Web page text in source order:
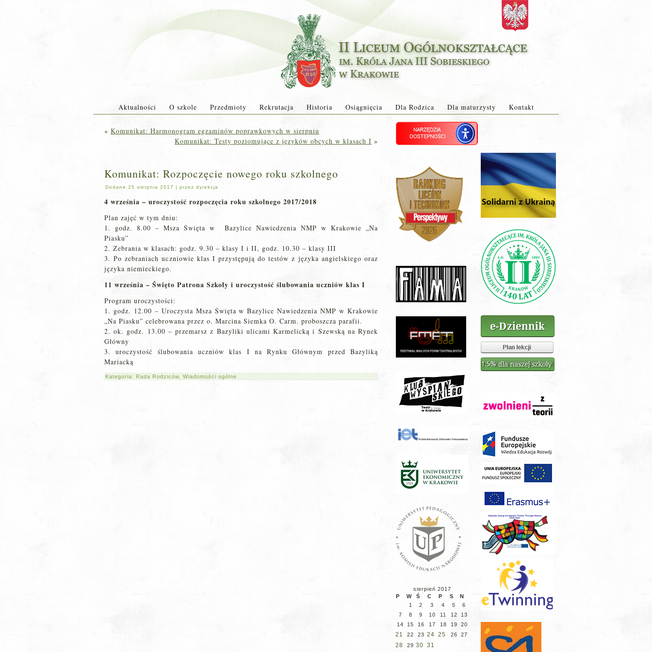
Aktualności O szkole Przedmioty Rekrutacja Historia Osiągnięcia Dla Rodzica Dla maturzysty Kontakt
« Komunikat: Harmonogram egzaminów poprawkowych w sierpniu
Komunikat: Testy poziomujące z języków obcych w klasach I »
Komunikat: Rozpoczęcie nowego roku szkolnego
Dodane 25 sierpnia 2017 | przez dyrekcja
4 września – uroczystość rozpoczęcia roku szkolnego 2017/2018
Plan zajęć w tym dniu:
1. godz. 8.00 – Msza Święta w Bazylice Nawiedzenia NMP w Krakowie „Na
Piasku”
2. Zebrania w klasach: godz. 9.30 – klasy I i II, godz. 10.30 – klasy III
3. Po zebraniach uczniowie klas I przystępują do testów z języka angielskiego oraz
języka niemieckiego.
11 września – Święto Patrona Szkoły i uroczystość ślubowania uczniów klas I
Program uroczystości:
1. godz. 12.00 – Uroczysta Msza Święta w Bazylice Nawiedzenia NMP w Krakowie
„Na Piasku” celebrowana przez o. Marcina Siemka O. Carm. proboszcza parafii.
2. ok. godz. 13.00 – przemarsz z Bazyliki ulicami Karmelicką i Szewską na Rynek
Główny
3. uroczystość ślubowania uczniów klas I na Rynku Głównym przed Bazyliką
Mariacką
Kategoria: Rada Rodziców Wiadomości ogólne
sierpień 2017
P
W Ś C P S
N
1
2 3 4 5
6
7
8 9 10 11 12
13
14
15 16 17 18 19 20
21 22 23 24 25 26 27
28 29 30 31